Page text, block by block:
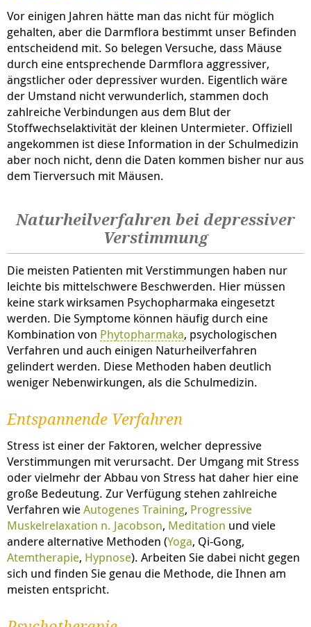
Vor einigen Jahren hätte man das nicht für möglich
gehalten, aber die Darmflora bestimmt unser Befinden
entscheidend mit. So belegen Versuche, dass Mäuse
durch eine entsprechende Darmflora aggressiver,
ängstlicher oder depressiver wurden. Eigentlich wäre
der Umstand nicht verwunderlich, stammen doch
zahlreiche Verbindungen aus dem Blut der
Stoffwechselaktivität der kleinen Untermieter. Offiziell
angekommen ist diese Information in der Schulmedizin
aber noch nicht, denn die Daten kommen bisher nur aus
dem Tierversuch mit Mäusen.
Naturheilverfahren bei depressiver
Verstimmung
Die meisten Patienten mit Verstimmungen haben nur
leichte bis mittelschwere Beschwerden. Hier müssen
keine stark wirksamen Psychopharmaka eingesetzt
werden. Die Symptome können häufig durch eine
Kombination von Phytopharmaka, psychologischen
Verfahren und auch einigen Naturheilverfahren
gelindert werden. Diese Methoden haben deutlich
weniger Nebenwirkungen, als die Schulmedizin.
Entspannende Verfahren
Stress ist einer der Faktoren, welcher depressive
Verstimmungen mit verursacht. Der Umgang mit Stress
oder vielmehr der Abbau von Stress hat daher hier eine
große Bedeutung. Zur Verfügung stehen zahlreiche
Verfahren wieAutogenes Training, Progressive
Muskelrelaxation n. Jacobson, Meditation und viele
andere alternative Methoden (Yoga, Qi-Gong,
Atemtherapie, Hypnose). Arbeiten Sie dabei nicht gegen
sich und finden Sie genau die Methode, die Ihnen am
meisten entspricht.